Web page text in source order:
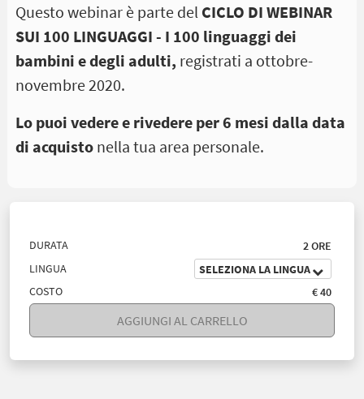
Questo webinar è parte del CICLO DI WEBINAR
SUI 100 LINGUAGGI - I 100 linguaggi dei
bambini e degli adulti, registrati a ottobre-
novembre 2020.
Lo puoi vedere e rivedere per 6 mesi dalla data
di acquisto nella tua area personale.
DURATA
2 ORE
LINGUA
SELEZIONA LA LINGUA
COSTO
€ 40
AGGIUNGI AL CARRELLO